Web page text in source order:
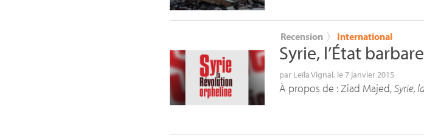
Recension 〉 International
Syrie, l’État barbare
par Leïla Vignal, le 7 janvier 2015
À propos de : Ziad Majed,Syrie,